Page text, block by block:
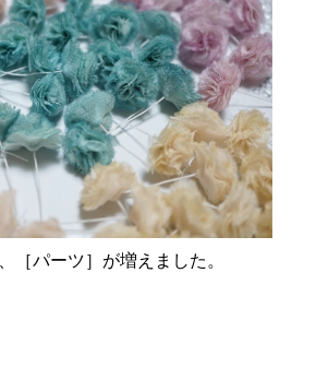
［パーツ］が増えました。